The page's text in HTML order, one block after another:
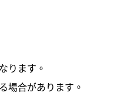
ります。
場合があります。